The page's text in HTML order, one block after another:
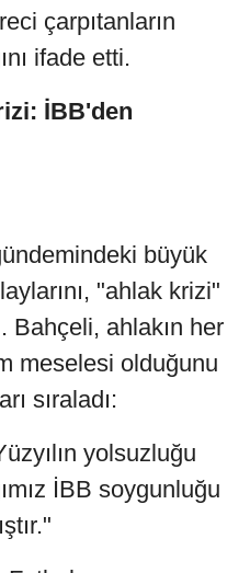
çarpıtanların
ifade etti.
İBB'den
büyük
"ahlak krizi"
Bahçeli, ahlakın her
meselesi olduğunu
sıraladı:
yolsuzluğu
İBB soygunluğu